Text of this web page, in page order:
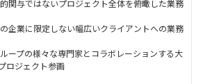
関与ではないプロジェクト全体を俯瞰した業務
企業に限定しない幅広いクライアントへの業務
ープの様々な専門家とコラボレーションする大
ロジェクト参画